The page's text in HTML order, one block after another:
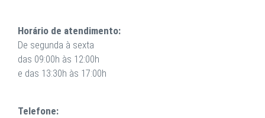
Horário de atendimento:
De segunda à sexta
das 09:00h às 12:00h
e das 13:30h às 17:00h
Telefone: